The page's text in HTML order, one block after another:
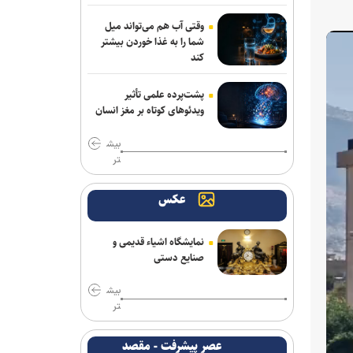
وقتی آب هم می‌تواند میل
شما را به غذا خوردن بیشتر
کند
پشت‌پرده علمی تأثیر
ویدئو‌های کوتاه بر مغز انسان
بیش
تر
عکس
نمایشگاه اشیاء قدیمی و
صنایع دستی
بیش
تر
عصر پیشرفت - مقصد